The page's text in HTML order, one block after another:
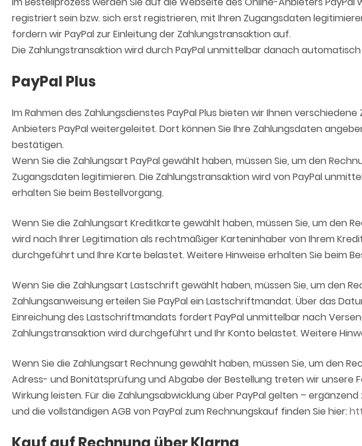
registriert sein bzw. sich erst registrieren, mit Ihren Zugangsdaten
fordern wir PayPal zur Einleitung der Zahlungstransaktion auf.
Die Zahlungstransaktion wird durch PayPal unmittelbar danach
PayPal Plus
Im Rahmen des Zahlungsdienstes PayPal Plus bieten wir Ihnen
Anbieters PayPal weitergeleitet. Dort können Sie Ihre Zahlungsdaten
bestätigen.
Wenn Sie die Zahlungsart PayPal gewählt haben, müssen Sie, um den
Zugangsdaten legitimieren. Die Zahlungstransaktion wird von PayPal
erhalten Sie beim Bestellvorgang.
Wenn Sie die Zahlungsart Kreditkarte gewählt haben, müssen Sie, um den
wird nach Ihrer Legitimation als rechtmäßiger Karteninhaber von Ihrem
durchgeführt und Ihre Karte belastet. Weitere Hinweise erhalten Sie beim
Wenn Sie die Zahlungsart Lastschrift gewählt haben, müssen Sie, um den
Zahlungsanweisung erteilen Sie PayPal ein Lastschriftmandat. Über das
Einreichung des Lastschriftmandats fordert PayPal unmittelbar nach
Zahlungstransaktion wird durchgeführt und Ihr Konto belastet. Weitere
Wenn Sie die Zahlungsart Rechnung gewählt haben, müssen Sie, um den
Adress- und Bonitätsprüfung und Abgabe der Bestellung treten wir unsere
Wirkung leisten. Für die Zahlungsabwicklung über PayPal gelten –
und die vollständigen AGB von PayPal zum Rechnungskauf finden Sie hier: